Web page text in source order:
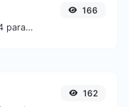
Gere um hash SHA-3/384 para qualquer entrada de texto.
166
162